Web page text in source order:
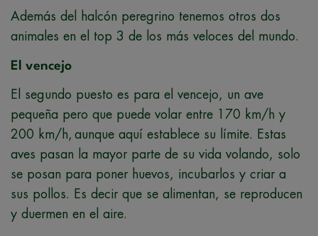
Además del halcón peregrino tenemos otros dos
animales en el top 3 de los más veloces del mundo.
El vencejo
El segundo puesto es para el vencejo, un ave
pequeña pero que puede volar entre 170 km/h y
200 km/h, aunque aquí establece su límite. Estas
aves pasan la mayor parte de su vida volando, solo
se posan para poner huevos, incubarlos y criar a
sus pollos. Es decir que se alimentan, se reproducen
y duermen en el aire.